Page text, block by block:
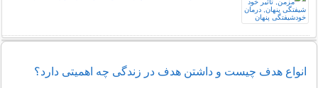
انواع هدف چیست و داشتن هدف در زندگی چه اهمیتی دارد؟